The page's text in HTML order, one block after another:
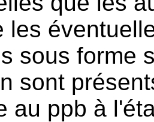
les
sous forme
sont
au ppb à